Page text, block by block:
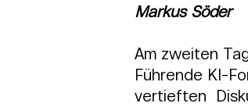
Markus Söder
Am zweiten
Führende KI-
vertieften